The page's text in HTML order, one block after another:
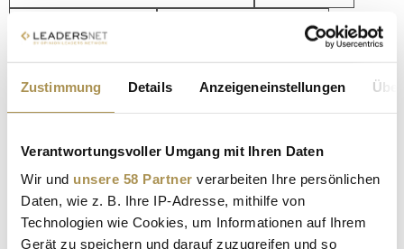
Zustimmung Details Anzeigeneinstellungen
Verantwortungsvoller Umgang mit Ihren Daten
Wir und unsere 58 Partner verarbeiten Ihre persönlichen
Daten, wie z. B. Ihre IP-Adresse, mithilfe von
Technologien wie Cookies, um Informationen auf Ihrem
Gerät zu speichern und darauf zuzugreifen und so
JEAN PAUL GAULTIER
Kommentar veröffentlichen
Kommentar:*